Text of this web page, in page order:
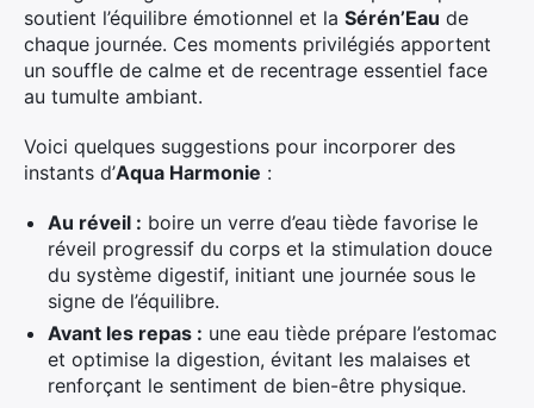
soutient l’équilibre émotionnel et la Sérén’Eau de
chaque journée. Ces moments privilégiés apportent
un souffle de calme et de recentrage essentiel face
au tumulte ambiant.
Voici quelques suggestions pour incorporer des
instants d’Aqua Harmonie :
Au réveil : boire un verre d’eau tiède favorise le
réveil progressif du corps et la stimulation douce
du système digestif, initiant une journée sous le
signe de l’équilibre.
Avant les repas : une eau tiède prépare l’estomac
et optimise la digestion, évitant les malaises et
renforçant le sentiment de bien-être physique.
Rechercher
: